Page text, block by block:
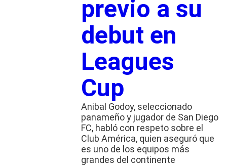
previo a su
debut en
Leagues
Cup
Anibal Godoy, seleccionado
panameño y jugador de San Diego
FC, habló con respeto sobre el
Club América, quien aseguró que
es uno de los equipos más
grandes del continente